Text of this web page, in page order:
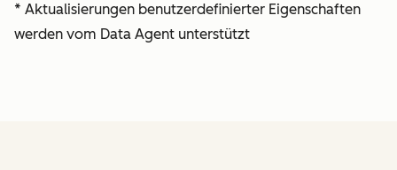
* Aktualisierungen benutzerdefinierter Eigenschaften
werden vom Data Agent unterstützt